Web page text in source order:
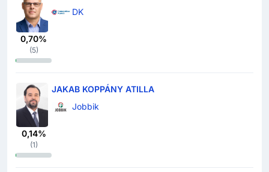
0,70%
(5)
DK
0,14%
(1)
JAKAB KOPPÁNY ATILLA
Jobbik